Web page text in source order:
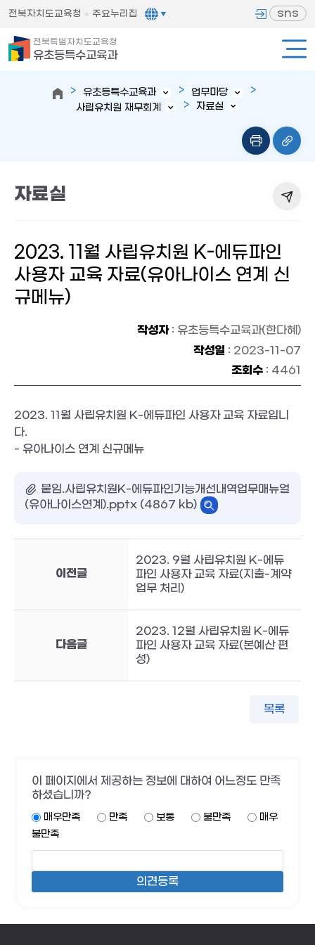
전북자치도교육청 주요누리집 sns
전북특별자치도교육청
유초등특수교육과
유초등특수교육과
업무마당
사립유치원 재무회계
자료실
자료실
2023. 11월 사립유치원 K-에듀파인
사용자 교육 자료(유아나이스 연계 신
규메뉴)
작성자: 유초등특수교육과(한다혜)
작성일 : 2023-11-07
조회수 : 4461
2023. 11월 사립유치원 K-에듀파인 사용자 교육 자료입니
다.
- 유아나이스 연계 신규메뉴
붙임.사립유치원K-에듀파인기능개선내역업무매뉴얼
(유아나이스연계).pptx (4867 kb)
이전글
2023. 9월 사립유치원 K-에듀
파인 사용자 교육 자료(지출-계약
업무 처리)
다음글
2023. 12월 사립유치원 K-에듀
파인 사용자 교육 자료(본예산 편
성)
목록
이 페이지에서 제공하는 정보에 대하여 어느정도 만족
하셨습니까?
매우만족 만족 보통 불만족
매우
불만족